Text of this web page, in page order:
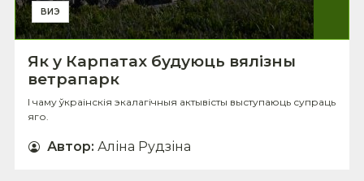
ВИЭ
Як у Карпатах будуюць вялізны
ветрапарк
І чаму ўкраінскія экалагічныя актывісты выступаюць супраць
яго.
Автор: Аліна Рудзіна